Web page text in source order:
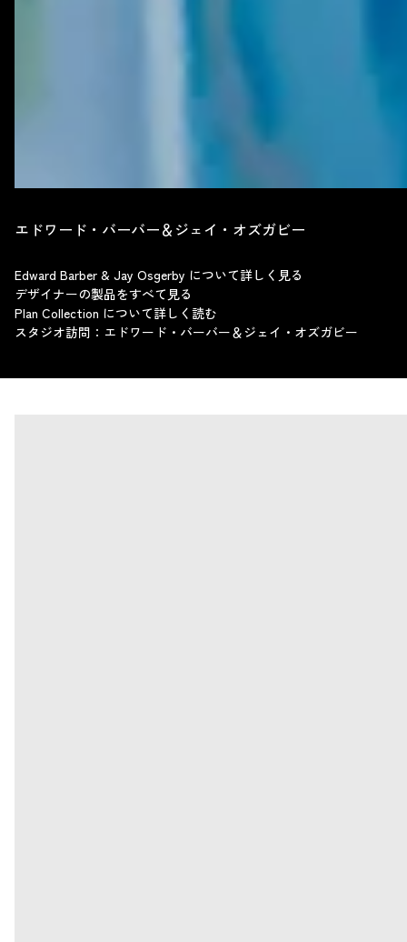
エドワード・バーバー＆ジェイ・オズガビー
Edward Barber & Jay Osgerby について詳しく見る
デザイナーの製品をすべて見る
Plan Collection について詳しく読む
スタジオ訪問：エドワード・バーバー＆ジェイ・オズガビー